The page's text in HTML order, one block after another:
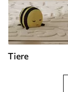
Tiere